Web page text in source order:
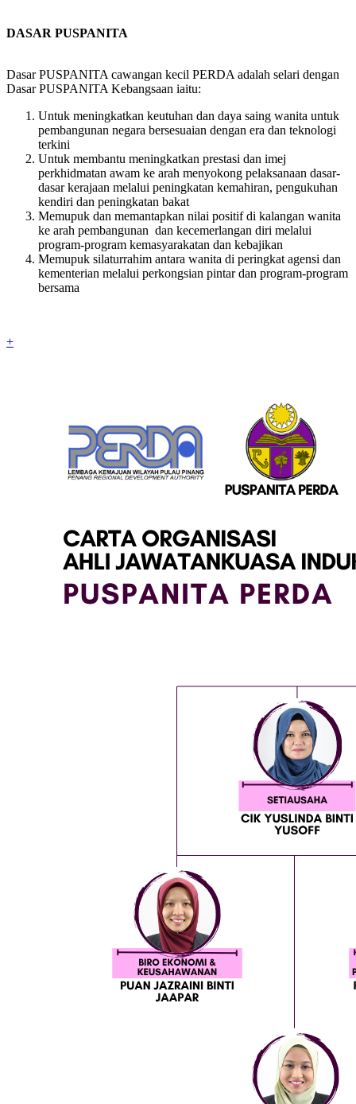
DASAR PUSPANITA
Dasar PUSPANITA cawangan kecil PERDA adalah selari dengan
Dasar PUSPANITA Kebangsaan iaitu:
Untuk meningkatkan keutuhan dan daya saing wanita untuk
pembangunan negara bersesuaian dengan era dan teknologi
terkini
Untuk membantu meningkatkan prestasi dan imej
perkhidmatan awam ke arah menyokong pelaksanaan dasar-
dasar kerajaan melalui peningkatan kemahiran, pengukuhan
kendiri dan peningkatan bakat
Memupuk dan memantapkan nilai positif di kalangan wanita
ke arah pembangunan dan kecemerlangan diri melalui
program-program kemasyarakatan dan kebajikan
Memupuk silaturrahim antara wanita di peringkat agensi dan
kementerian melalui perkongsian pintar dan program-program
bersama
+